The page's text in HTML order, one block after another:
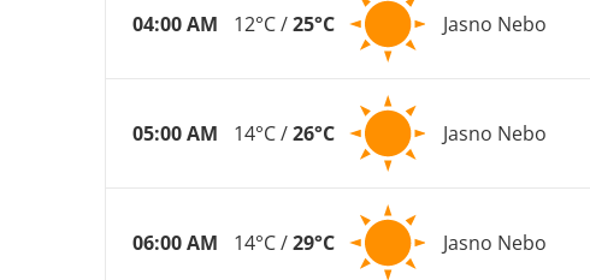
04:00 AM 12°C /25°C Jasno Nebo
05:00 AM 14°C /26°C Jasno Nebo
06:00 AM 14°C /29°C Jasno Nebo